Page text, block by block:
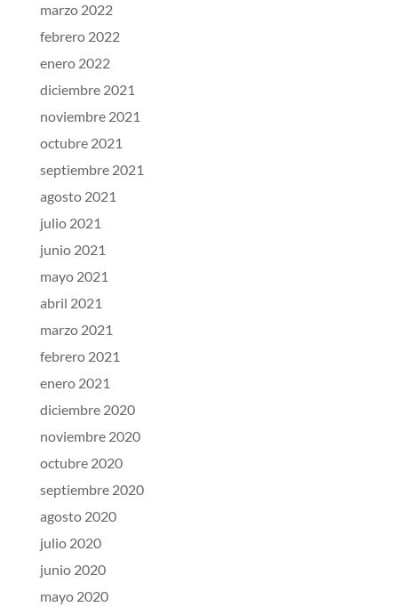
marzo 2022
febrero 2022
enero 2022
diciembre 2021
noviembre 2021
octubre 2021
septiembre 2021
agosto 2021
julio 2021
junio 2021
mayo 2021
abril 2021
marzo 2021
febrero 2021
enero 2021
diciembre 2020
noviembre 2020
octubre 2020
septiembre 2020
agosto 2020
julio 2020
junio 2020
mayo 2020